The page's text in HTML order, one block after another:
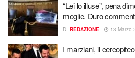
“Lei lo illuse”, pena
moglie. Duro
DI REDAZIONE 13 Marzo
I marziani, il